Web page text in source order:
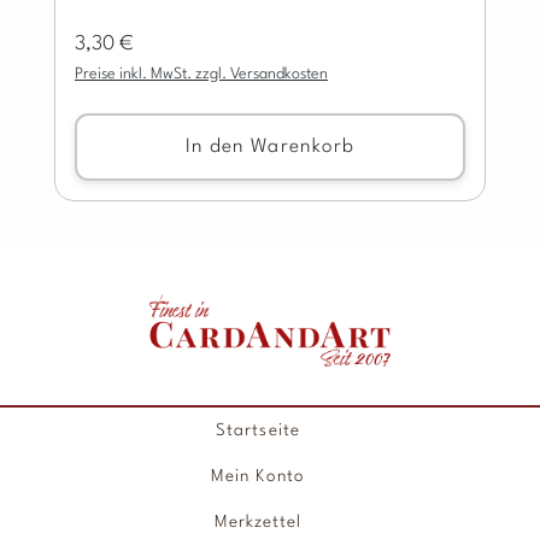
Regulärer Preis:
3,30 €
Preise inkl. MwSt. zzgl. Versandkosten
In den Warenkorb
Startseite
Mein Konto
Merkzettel